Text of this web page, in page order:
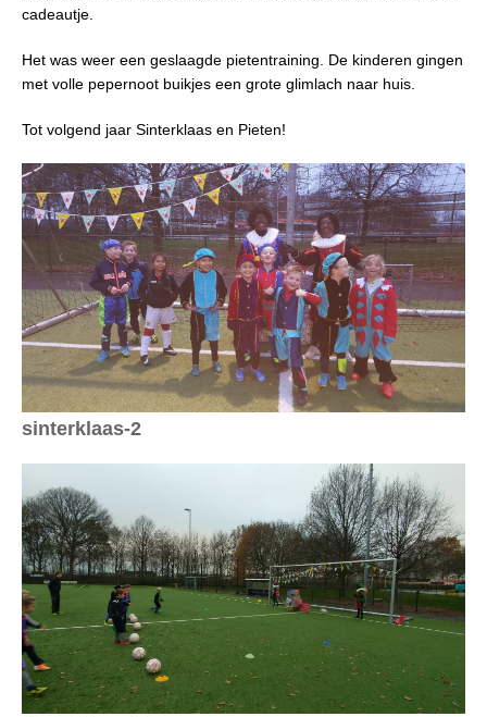
cadeautje.
Het was weer een geslaagde pietentraining. De kinderen gingen
met volle pepernoot buikjes een grote glimlach naar huis.
Tot volgend jaar Sinterklaas en Pieten!
sinterklaas-2